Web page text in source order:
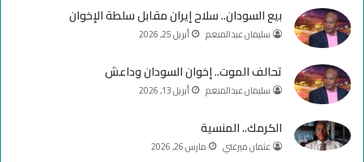
e
م
بيع السودان.. سلاح إيران مقابل سلطة الإخوان
سليمان عبدالمنعم أبريل 25, 2026
تحالف الموت.. إخوان السودان وداعش
سليمان عبدالمنعم أبريل 13, 2026
الكرمك.. المنسية
عثمان ميرغني مارس 26, 2026